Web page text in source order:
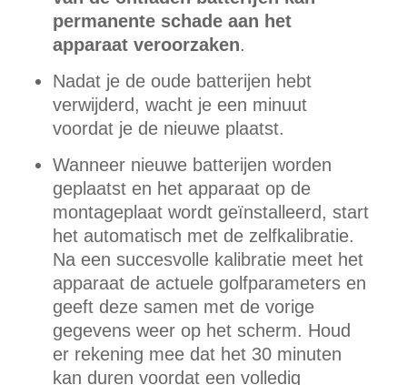
permanente schade aan het
apparaat veroorzaken.
Nadat je de oude batterijen hebt
verwijderd, wacht je een minuut
voordat je de nieuwe plaatst.
Wanneer nieuwe batterijen worden
geplaatst en het apparaat op de
montageplaat wordt geïnstalleerd, start
het automatisch met de zelfkalibratie.
Na een succesvolle kalibratie meet het
apparaat de actuele golfparameters en
geeft deze samen met de vorige
gegevens weer op het scherm. Houd
er rekening mee dat het 30 minuten
kan duren voordat een volledig